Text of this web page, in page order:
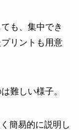
も、集中でき
リントも用意
難しい様子。
簡易的に説明し